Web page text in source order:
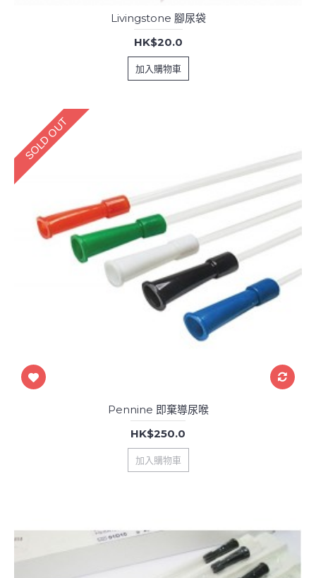
Livingstone 腳尿袋
HK$20.0
加入購物車
SOLD OUT
Pennine 即棄導尿喉
HK$250.0
加入購物車